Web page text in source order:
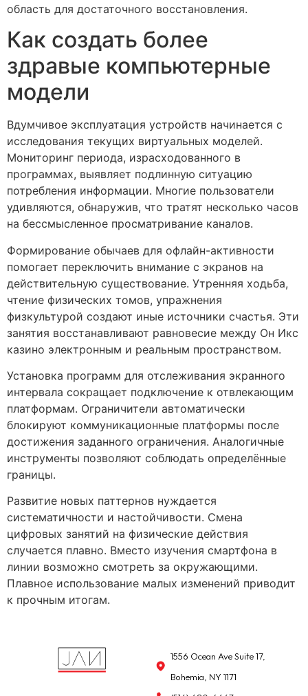
область для достаточного восстановления.
Как создать более
здравые компьютерные
модели
Вдумчивое эксплуатация устройств начинается с
исследования текущих виртуальных моделей.
Мониторинг периода, израсходованного в
программах, выявляет подлинную ситуацию
потребления информации. Многие пользователи
удивляются, обнаружив, что тратят несколько часов
на бессмысленное просматривание каналов.
Формирование обычаев для офлайн-активности
помогает переключить внимание с экранов на
действительную существование. Утренняя ходьба,
чтение физических томов, упражнения
физкультурой создают иные источники счастья. Эти
занятия восстанавливают равновесие между Он Икс
казино электронным и реальным пространством.
Установка программ для отслеживания экранного
интервала сокращает подключение к отвлекающим
платформам. Ограничители автоматически
блокируют коммуникационные платформы после
достижения заданного ограничения. Аналогичные
инструменты позволяют соблюдать определённые
границы.
Развитие новых паттернов нуждается
систематичности и настойчивости. Смена
цифровых занятий на физические действия
случается плавно. Вместо изучения смартфона в
линии возможно смотреть за окружающими.
Плавное использование малых изменений приводит
к прочным итогам.
1556 Ocean Ave Suite 17,
Bohemia, NY 1171